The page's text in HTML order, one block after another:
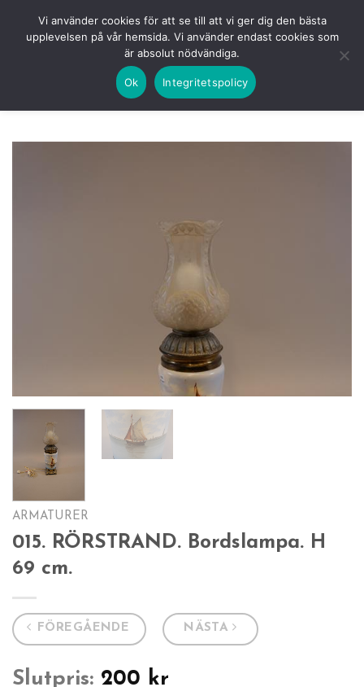
KOMMANDE LOGGA IN
ARMATURER
015. RÖRSTRAND. Bordslampa. H
69 cm.
FÖREGÅENDE NÄSTA
Slutpris: 200 kr
Vi använder cookies för att se till att vi ger dig den bästa
upplevelsen på vår hemsida. Vi använder endast cookies som
är absolut nödvändiga.
Ok Integritetspolicy